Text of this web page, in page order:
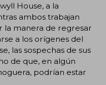
House, a la
ambos trabajan
la manera de regresar
a los orígenes del
las sospechas de sus
de que, en algún
podrían estar